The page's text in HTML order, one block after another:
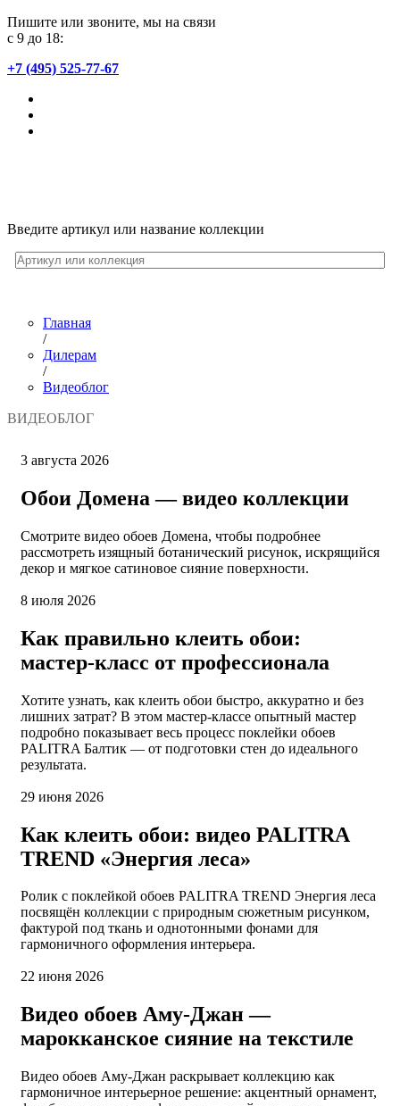
Пишите или звоните, мы на связи
с 9 до 18:
+7 (495) 525-77-67
Введите артикул или название коллекции
Главная
/
Дилерам
/
Видеоблог
ВИДЕОБЛОГ
3 августа 2026
Обои Домена — видео коллекции
Смотрите видео обоев Домена, чтобы подробнее
рассмотреть изящный ботанический рисунок, искрящийся
декор и мягкое сатиновое сияние поверхности.
8 июля 2026
Как правильно клеить обои:
мастер-класс от профессионала
Хотите узнать, как клеить обои быстро, аккуратно и без
лишних затрат? В этом мастер-классе опытный мастер
подробно показывает весь процесс поклейки обоев
PALITRA Балтик — от подготовки стен до идеального
результата.
29 июня 2026
Как клеить обои: видео PALITRA
TREND «Энергия леса»
Ролик с поклейкой обоев PALITRA TREND Энергия леса
посвящён коллекции с природным сюжетным рисунком,
фактурой под ткань и однотонными фонами для
гармоничного оформления интерьера.
22 июня 2026
Видео обоев Аму-Джан —
марокканское сияние на текстиле
Видео обоев Аму-Джан раскрывает коллекцию как
гармоничное интерьерное решение: акцентный орнамент,